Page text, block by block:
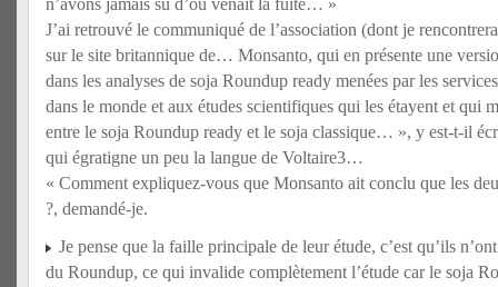
n’avons jamais su d’où venait la fuite… »
J’ai retrouvé le communiqué de l’association (dont je
sur le site britannique de… Monsanto, qui en présente une
dans les analyses de soja Roundup ready menées par les
dans le monde et aux études scientifiques qui les étayent et qui
entre le soja Roundup ready et le soja classique… », y est-t-il
qui égratigne un peu la langue de Voltaire3…
« Comment expliquez-vous que Monsanto ait conclu que les
?, demandé-je.
Je pense que la faille principale de leur étude, c’est qu’ils
du Roundup, ce qui invalide complètement l’étude car le soja